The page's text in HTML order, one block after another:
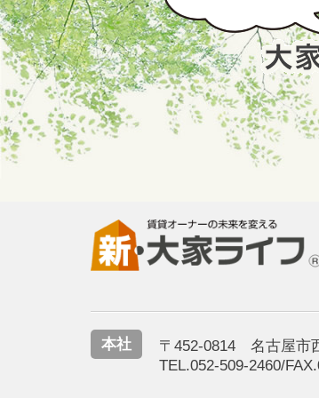
本社
〒452-0814 名古屋市
TEL.052-509-2460/